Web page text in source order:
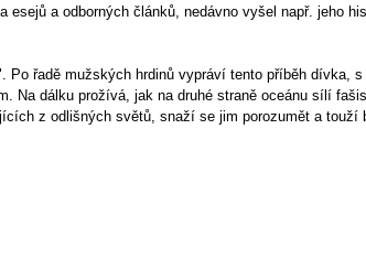
a odborných článků, nedávno vyšel např. jeho
Po řadě mužských hrdinů vypráví tento příběh dívka,
Na dálku prožívá, jak na druhé straně oceánu sílí
z odlišných světů, snaží se jim porozumět a touží